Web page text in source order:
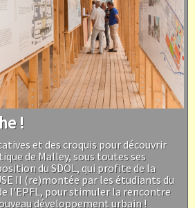
!
et des croquis pour découvrir
de Malley, sous toutes ses
du SDOL, qui profite de la
II (re)montée par les étudiants du
l'EPFL, pour stimuler la rencontre
développement urbain !